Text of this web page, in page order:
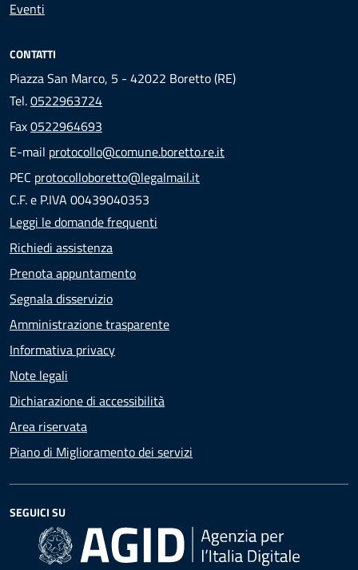
Eventi
CONTATTI
Piazza San Marco, 5 - 42022 Boretto (RE)
Tel.0522963724
Fax0522964693
E-mail protocollo@comune.boretto.re.it
PEC protocolloboretto@legalmail.it
C.F. e P.IVA 00439040353
Leggi le domande frequenti
Richiedi assistenza
Prenota appuntamento
Segnala disservizio
Amministrazione trasparente
Informativa privacy
Note legali
Dichiarazione di accessibilità
Area riservata
Piano di Miglioramento dei servizi
SEGUICI SU